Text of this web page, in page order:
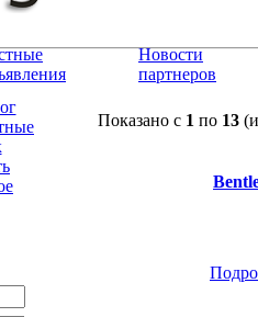
Новости
партнеров
Показано с 1 по 13